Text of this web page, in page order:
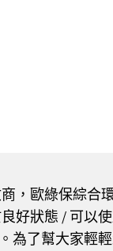
，歐綠保綜合
好狀態 / 可以
為了幫大家輕